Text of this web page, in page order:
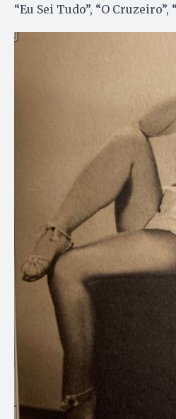
“Eu Sei Tudo”, “O Cruzeiro”,